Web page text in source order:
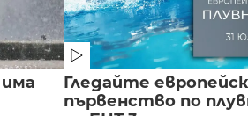
Гледайте
първенство по